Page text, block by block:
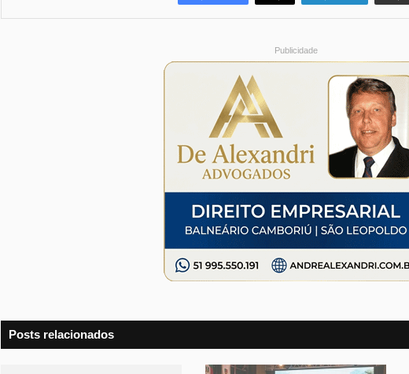
Publicidade
Posts relacionados